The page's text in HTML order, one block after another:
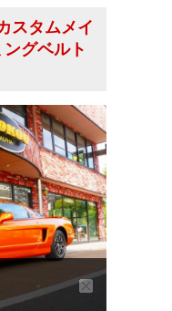
スタムメイ
グベルト